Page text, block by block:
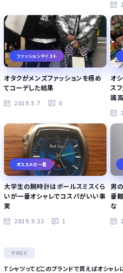
ファッションテイスト
オタクがメンズファッションを極め
てコーデした結果
2019.5.7 0
オ
スフ
識
オススメの一着
大学生の腕時計はポールスミスくら
いが一番オシャレでコスパがいい事
実
2019.9.23 1
男
番
な
Tシャツってどこのブランドで買えばオシャレ